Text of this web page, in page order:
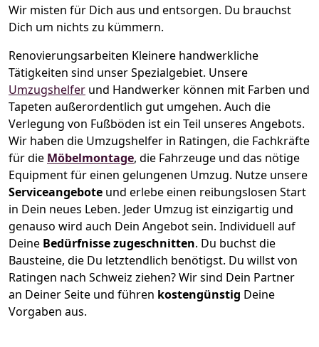
Wir misten für Dich aus und entsorgen. Du brauchst
Dich um nichts zu kümmern.
Renovierungsarbeiten Kleinere handwerkliche
Tätigkeiten sind unser Spezialgebiet. Unsere
Umzugshelfer und Handwerker können mit Farben und
Tapeten außerordentlich gut umgehen. Auch die
Verlegung von Fußböden ist ein Teil unseres Angebots.
Wir haben die Umzugshelfer in Ratingen, die Fachkräfte
für die Möbelmontage, die Fahrzeuge und das nötige
Equipment für einen gelungenen Umzug. Nutze unsere
Serviceangebote und erlebe einen reibungslosen Start
in Dein neues Leben. Jeder Umzug ist einzigartig und
genauso wird auch Dein Angebot sein. Individuell auf
Deine Bedürfnisse zugeschnitten. Du buchst die
Bausteine, die Du letztendlich benötigst. Du willst von
Ratingen nach Schweiz ziehen? Wir sind Dein Partner
an Deiner Seite und führen kostengünstig Deine
Vorgaben aus.